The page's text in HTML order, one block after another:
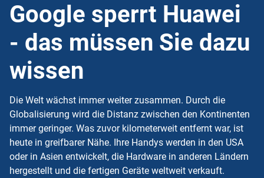
Google sperrt Huawei
- das müssen Sie dazu
wissen
Die Welt wächst immer weiter zusammen. Durch die
Globalisierung wird die Distanz zwischen den Kontinenten
immer geringer. Was zuvor kilometerweit entfernt war, ist
heute in greifbarer Nähe. Ihre Handys werden in den USA
oder in Asien entwickelt, die Hardware in anderen Ländern
hergestellt und die fertigen Geräte weltweit verkauft.